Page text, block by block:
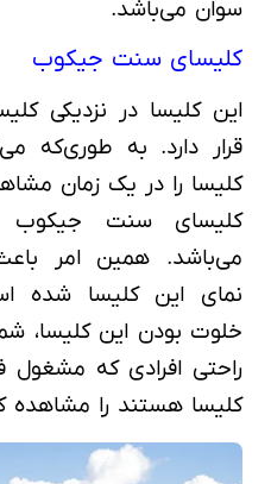
سوان می‌باشد.
کلیسای سنت جیکوب
این کلیسا در نزدیکی
قرار دارد. به طوری‌که
کلیسا را در یک زمان
کلیسای سنت جیکوب
می‌باشد. همین امر
نمای این کلیسا شده
خلوت بودن این کلیسا،
راحتی افرادی که مشغول
کلیسا هستند را مشاهده